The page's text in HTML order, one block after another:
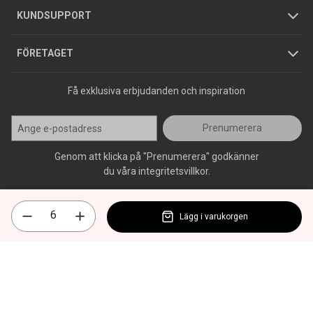
KUNDSUPPORT
Varumärken
FÖRETAGET
Jobba hos oss
Press
Få exklusiva erbjudanden och inspiration
Prenumerera
Genom att klicka på "Prenumerera" godkänner
du våra integritetsvillkor.
Lägg i varukorgen